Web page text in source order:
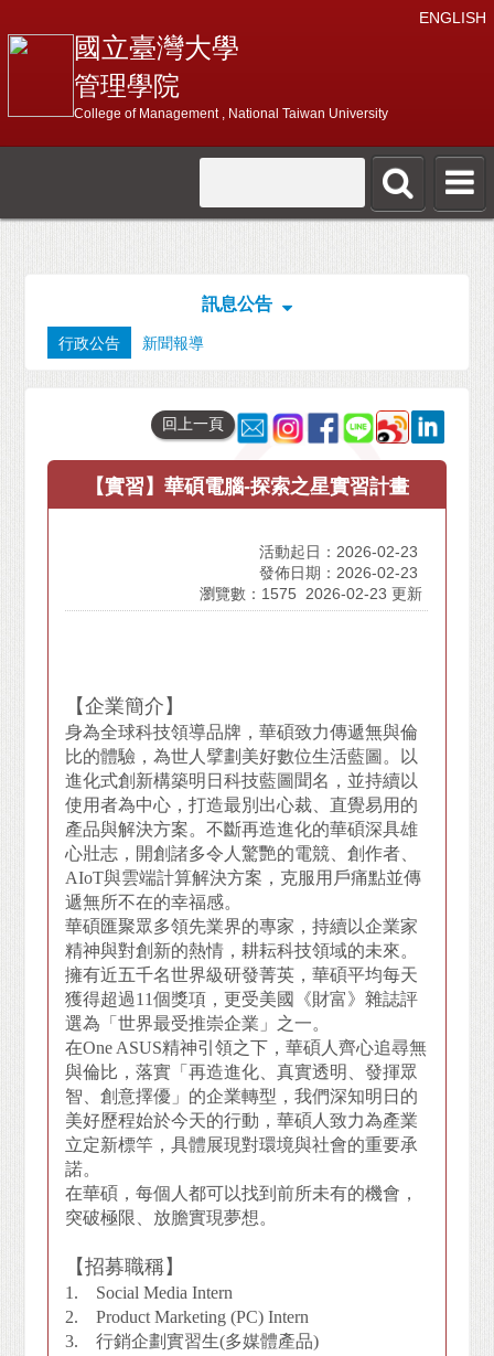
ENGLISH
國立臺灣大學
管理學院
College of Management , National Taiwan University
訊息公告
行政公告 新聞報導
回上一頁
【實習】華碩電腦-探索之星實習計畫
活動起日：2026-02-23
發佈日期：2026-02-23
瀏覽數：1575
2026-02-23 更新
【企業簡介】
身為全球科技領導品牌，華碩致力傳遞無與倫
比的體驗，為世人擘劃美好數位生活藍圖。以
進化式創新構築明日科技藍圖聞名，並持續以
使用者為中心，打造最別出心裁、直覺易用的
產品與解決方案。不斷再造進化的華碩深具雄
心壯志，開創諸多令人驚艷的電競、創作者、
AIoT與雲端計算解決方案，克服用戶痛點並傳
遞無所不在的幸福感。
華碩匯聚眾多領先業界的專家，持續以企業家
精神與對創新的熱情，耕耘科技領域的未來。
擁有近五千名世界級研發菁英，華碩平均每天
獲得超過11個獎項，更受美國《財富》雜誌評
選為「世界最受推崇企業」之一。
在One ASUS精神引領之下，華碩人齊心追尋無
與倫比，落實「再造進化、真實透明、發揮眾
智、創意擇優」的企業轉型，我們深知明日的
美好歷程始於今天的行動，華碩人致力為產業
立定新標竿，具體展現對環境與社會的重要承
諾。
在華碩，每個人都可以找到前所未有的機會，
突破極限、放膽實現夢想。
【招募職稱】
1. Social Media Intern
2. Product Marketing (PC) Intern
3. 行銷企劃實習生(多媒體產品)